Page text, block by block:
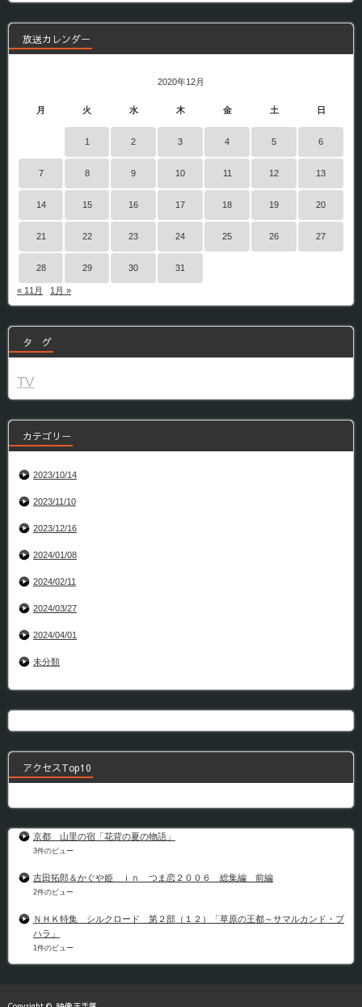
組
放送カレンダー
2020年12月
月 火 水 木 金 土 日
1 2 3 4 5 6
7 8 9 10 11 12 13
14 15 16 17 18 19 20
21 22 23 24 25 26 27
28 29 30 31
« 11月 1月 »
タ グ
TV
カテゴリー
2023/10/14
2023/11/10
2023/12/16
2024/01/08
2024/02/11
2024/03/27
2024/04/01
未分類
アクセスTop10
京都 山里の宿「花背の夏の物語」
3件のビュー
吉田拓郎＆かぐや姫 ｉｎ つま恋２００６ 総集編 前編
2件のビュー
ＮＨＫ特集 シルクロード 第２部（１２）「草原の王都～サマルカンド・ブ
ハラ」
1件のビュー